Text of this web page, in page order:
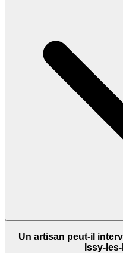
Un artisan peut-il
Issy-